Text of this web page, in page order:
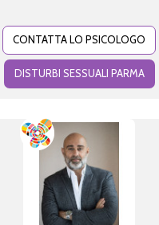
CONTATTA LO PSICOLOGO
DISTURBI SESSUALI PARMA